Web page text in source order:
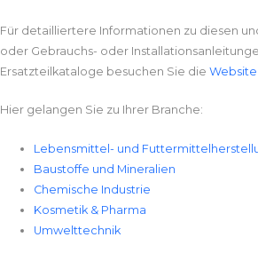
Für detailliertere Informationen zu diesen
oder Gebrauchs- oder
Ersatzteilkataloge besuchen Sie die Website
Hier gelangen Sie zu Ihrer Branche:
Lebensmittel- und
Baustoffe und Mineralien
Chemische Industrie
Kosmetik & Pharma
Umwelttechnik